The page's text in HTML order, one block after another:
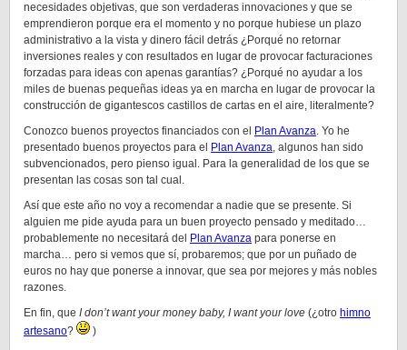
necesidades objetivas, que son verdaderas innovaciones y que se
emprendieron porque era el momento y no porque hubiese un plazo
administrativo a la vista y dinero fácil detrás ¿Porqué no retornar
inversiones reales y con resultados en lugar de provocar facturaciones
forzadas para ideas con apenas garantías? ¿Porqué no ayudar a los
miles de buenas pequeñas ideas ya en marcha en lugar de provocar la
construcción de gigantescos castillos de cartas en el aire, literalmente?
Conozco buenos proyectos financiados con el
Plan Avanza. Yo he
presentado buenos proyectos para el
Plan Avanza, algunos han sido
subvencionados, pero pienso igual. Para la generalidad de los que se
presentan las cosas son tal cual.
Así que este año no voy a recomendar a nadie que se presente. Si
alguien me pide ayuda para un buen proyecto pensado y meditado…
probablemente no necesitará del
Plan Avanza para ponerse en
marcha… pero si vemos que sí, probaremos; que por un puñado de
euros no hay que ponerse a innovar, que sea por mejores y más nobles
razones.
En fin, que I don’t want your money baby, I want your love (¿otro himno
artesano? )